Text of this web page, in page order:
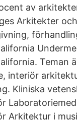
av
Arkitekter
Teman
interiör
Kliniska
Arkitektur i